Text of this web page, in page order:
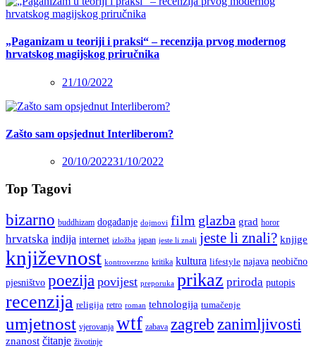
„Paganizam u teoriji i praksi“ – recenzija prvog modernog
hrvatskog magijskog priručnika
21/10/2022
Zašto sam opsjednut Interliberom?
20/10/202231/10/2022
Top Tagovi
bizarno buddhizam događanje dojmovi film glazba grad horor
hrvatska indija internet izložba japan jeste li znali jeste li znali? knjige
književnost kontroverzno kritika kultura lifestyle najava neobično
pjesništvo poezija povijest preporuka prikaz priroda putopis
recenzija religija retro roman tehnologija tumačenje
umjetnost vjerovanja wtf zabava zagreb zanimljivosti
znanost čitanje životinje